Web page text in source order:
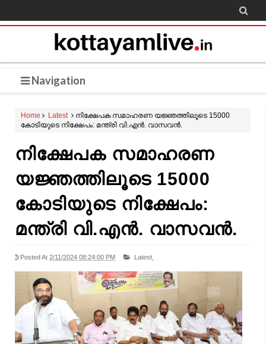

Navigation
Home Latest
നിക്ഷേപക സമാഹരണ യജ്ഞത്തിലൂടെ 15000
കോടിയുടെ നിക്ഷേപം: മന്ത്രി വി.എൻ. വാസവൻ.
നിക്ഷേപക സമാഹരണ
യജ്ഞത്തിലൂടെ 15000
കോടിയുടെ നിക്ഷേപം:
മന്ത്രി വി.എൻ. വാസവൻ.
Posted At 2/11/2024 08:24:00 PM Latest,